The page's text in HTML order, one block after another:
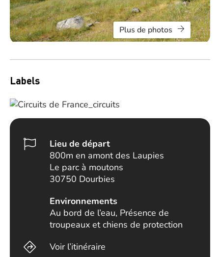
Plus de photos
Labels
Lieu de départ
800m en amont des Laupies
Le parc à moutons
30750 Dourbies
Environnements
Au bord de l’eau, Présence de
troupeaux et chiens de protection
Voir l’itinéraire